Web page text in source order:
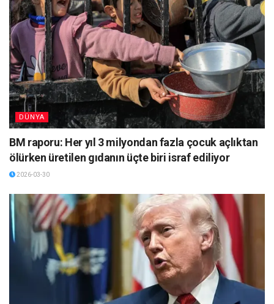
DÜNYA
BM raporu: Her yıl 3 milyondan fazla çocuk açlıktan
ölürken üretilen gıdanın üçte biri israf ediliyor
2026-03-30